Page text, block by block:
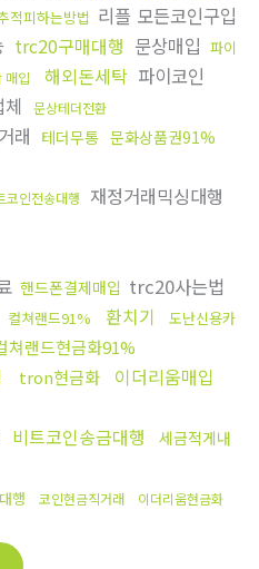
적피하는방법 리플 모든코인구입
trc20구매대행 문상매입 파이
매입 해외돈세탁 파이코인
문상테더전환
래 테더무통 문화상품권91%
코인전송대행
재정거래믹싱대행
핸드폰결제매입 trc20사는법
컬쳐랜드91% 환치기
도난신용카
쳐랜드현금화91%
tron현금화
이더리움매입
비트코인송금대행
세금적게내
행 코인현금직거래 이더리움현금화